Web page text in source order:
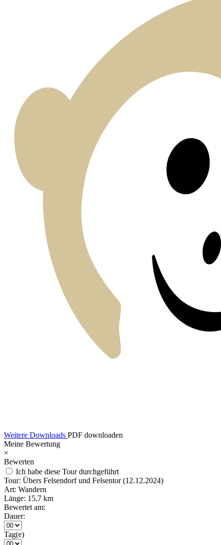
Weitere Downloads PDF downloaden
Meine Bewertung
×
Bewerten
Ich habe diese Tour durchgeführt
Tour: Übers Felsendorf und Felsentor (12.12.2024)
Art: Wandern
Länge: 15,7 km
Bewertet am:
Dauer:
Tag(e)